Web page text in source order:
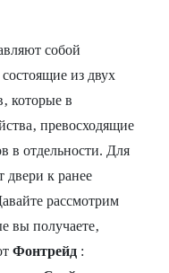
собой
из двух
которые в
превосходящие
в отдельности. Для
двери к ранее
рассмотрим
вы получаете‚
Фонтрейд :